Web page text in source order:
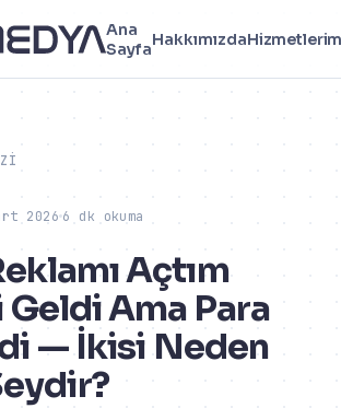
Ana
SayfaHakkımızda
2026 6 dk okuma
Açtım
Geldi Ama Para
— İkisi Neden